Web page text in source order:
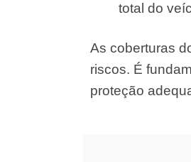
total do
As coberturas
riscos. É
proteção